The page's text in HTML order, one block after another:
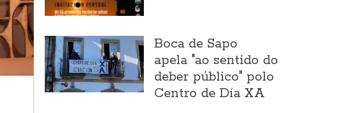
Boca de Sapo
apela "ao sentido do
deber público" polo
Centro de Día XA